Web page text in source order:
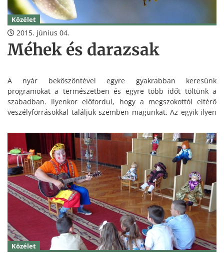
Közélet
2015. június 04.
Méhek és darazsak
A nyár beköszöntével egyre gyakrabban keresünk
programokat a természetben és egyre több időt töltünk a
szabadban. Ilyenkor előfordul, hogy a megszokottól eltérő
veszélyforrásokkal találjuk szemben magunkat. Az egyik ilyen
fájdalmat, hanem akár komolyabb szövődményeket is
okozhat.
Közélet